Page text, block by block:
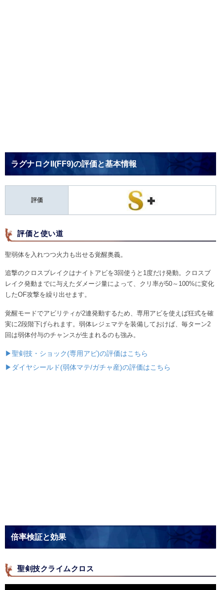
ラグナロクII(FF9)の評価と基本情報
評価
評価と使い道
聖弱体を入れつつ火力も出せる覚醒奥義。
追撃のクロスブレイクはナイトアビを3回使うと1度だけ発動。クロスブ
レイク発動までに与えたダメージ量によって、クリ率が50～100%に変化
したOF攻撃を繰り出せます。
覚醒モードでアビリティが2連発動するため、専用アビを使えば狂式を確
実に2段階下げられます。弱体レジェマテを装備しておけば、毎ターン2
回は弱体付与のチャンスが生まれるのも強み。
▶聖剣技・ショック(専用アビ)の評価はこちら
▶ダイヤシールド(弱体マテ/ガチャ産)の評価はこちら
倍率検証と効果
聖剣技クライムクロス